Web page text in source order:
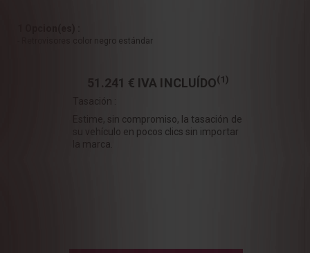
- Retrovisores color negro estándar
51.241 € IVA INCLUÍDO(1)
Tasación :
Estime, sin compromiso, la tasación de
su vehículo en pocos clics sin importar
la marca.